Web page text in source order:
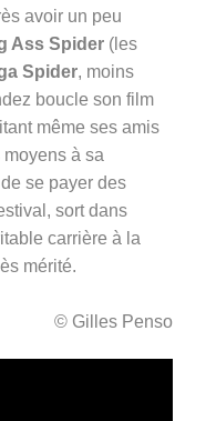
avoir un peu
Ass Spider (les
Spider, moins
boucle son film
même ses amis
à sa
se payer des
sort dans
carrière à la
mérité.
© Gilles Penso